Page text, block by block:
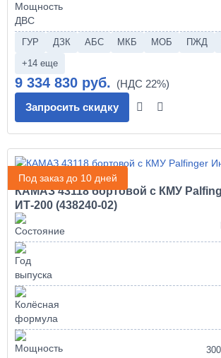
ГУР ДЗК АБС МКБ МОБ ПЖД
+14 еще
9 334 830 руб.
Запросить скидку
Под заказ до 10 дней
КАМАЗ 43118 бортовой с КМУ
ИТ-200 (438240-02)